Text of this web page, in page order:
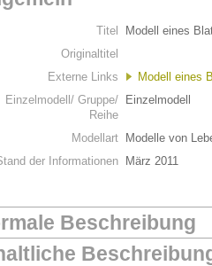
Titel
Modell eines
Originaltitel
Externe Links
Modell eines
Einzelmodell/ Gruppe/
Reihe
Einzelmodell
Modellart
Modelle von
der Informationen
März 2011
Beschreibung